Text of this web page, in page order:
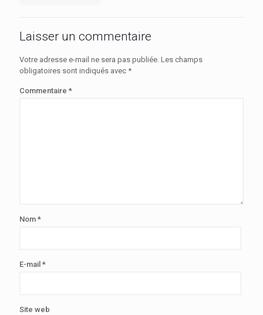
Laisser un commentaire
Votre adresse e-mail ne sera pas publiée. Les champs
obligatoires sont indiqués avec *
Commentaire *
Nom *
E-mail *
Site web